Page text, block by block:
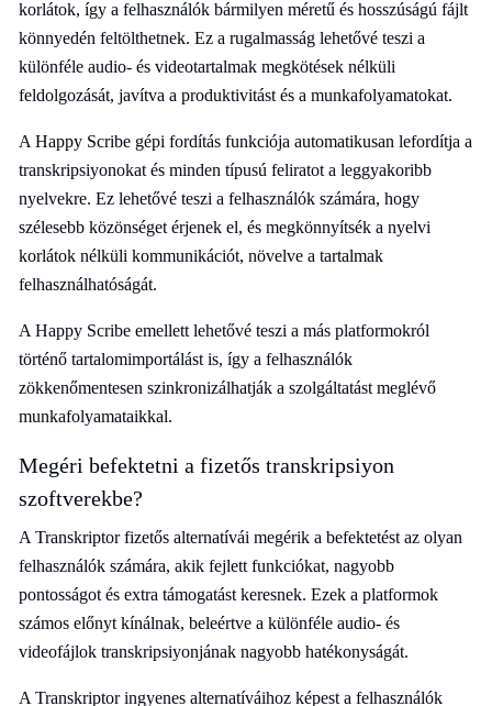
korlátok, így a felhasználók bármilyen méretű és hosszúságú fájlt
könnyedén feltölthetnek. Ez a rugalmasság lehetővé teszi a
különféle audio- és videotartalmak megkötések nélküli
feldolgozását, javítva a produktivitást és a munkafolyamatokat.
A Happy Scribe gépi fordítás funkciója automatikusan lefordítja a
transkripsiyonokat és minden típusú feliratot a leggyakoribb
nyelvekre. Ez lehetővé teszi a felhasználók számára, hogy
szélesebb közönséget érjenek el, és megkönnyítsék a nyelvi
korlátok nélküli kommunikációt, növelve a tartalmak
felhasználhatóságát.
A Happy Scribe emellett lehetővé teszi a más platformokról
történő tartalomimportálást is, így a felhasználók
zökkenőmentesen szinkronizálhatják a szolgáltatást meglévő
munkafolyamataikkal.
Megéri befektetni a fizetős transkripsiyon
szoftverekbe?
A Transkriptor fizetős alternatívái megérik a befektetést az olyan
felhasználók számára, akik fejlett funkciókat, nagyobb
pontosságot és extra támogatást keresnek. Ezek a platformok
számos előnyt kínálnak, beleértve a különféle audio- és
videofájlok transkripsiyonjának nagyobb hatékonyságát.
A Transkriptor ingyenes alternatíváihoz képest a felhasználók